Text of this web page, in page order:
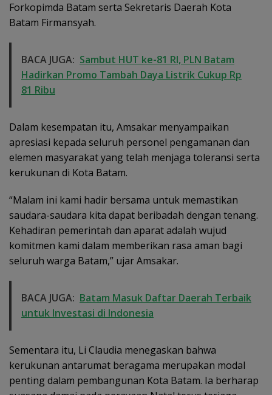
Forkopimda Batam serta Sekretaris Daerah Kota
Batam Firmansyah.
BACA JUGA: Sambut HUT ke-81 RI, PLN Batam
Hadirkan Promo Tambah Daya Listrik Cukup Rp
81 Ribu
Dalam kesempatan itu, Amsakar menyampaikan
apresiasi kepada seluruh personel pengamanan dan
elemen masyarakat yang telah menjaga toleransi serta
kerukunan di Kota Batam.
“Malam ini kami hadir bersama untuk memastikan
saudara-saudara kita dapat beribadah dengan tenang.
Kehadiran pemerintah dan aparat adalah wujud
komitmen kami dalam memberikan rasa aman bagi
seluruh warga Batam,” ujar Amsakar.
BACA JUGA: Batam Masuk Daftar Daerah Terbaik
untuk Investasi di Indonesia
Sementara itu, Li Claudia menegaskan bahwa
kerukunan antarumat beragama merupakan modal
penting dalam pembangunan Kota Batam. Ia berharap